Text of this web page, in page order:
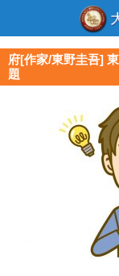
府[作家/東野圭吾]
題 ：02/